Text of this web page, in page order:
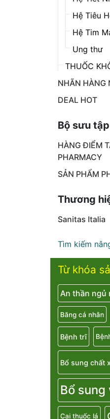
Hệ Tiêu
Hệ Tim
Ung thư
THUỐC
NHÃN HÀNG
DEAL HOT
Bộ sưu tập
HÀNG ĐIỂM
PHARMACY
SẢN PHẨM
Thương
Sanitas Italia
Tìm kiếm
Từ khóa
An thần ngủ
Băng cá nhân
Bệnh trĩ
Bổ sung chất
Bổ
Cai thuốc lá